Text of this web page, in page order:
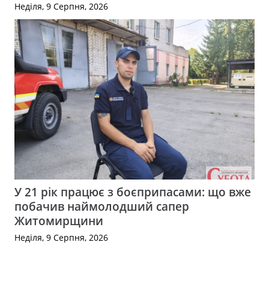
Неділя, 9 Серпня, 2026
У 21 рік працює з боєприпасами: що вже
побачив наймолодший сапер
Житомирщини
Неділя, 9 Серпня, 2026